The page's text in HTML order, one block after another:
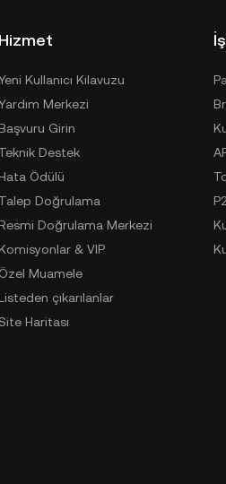
Hizmet
Kullanıcı Kılavuzu
Merkezi
Girin
Teknik Destek
Ödülü
Talep Doğrulama
Doğrulama Merkezi
& VIP
Özel Muamele
çıkarılanlar
Site Haritası